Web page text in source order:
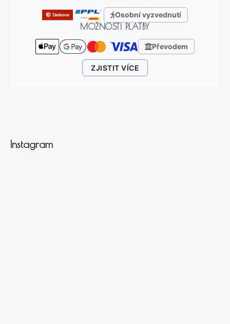
Osobní vyzvednutí
MOŽNOSTI PLATBY
Převodem
ZJISTIT VÍCE
Instagram